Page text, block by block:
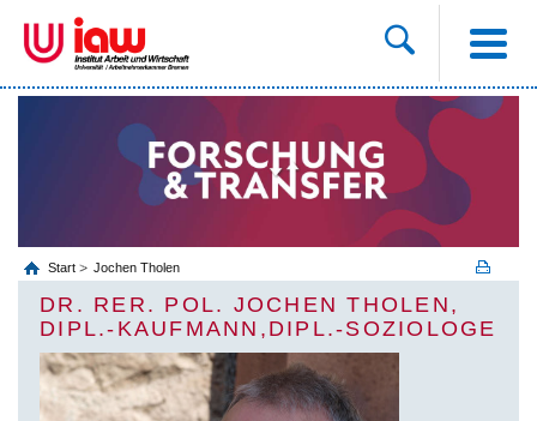
Start Jochen Tholen
DR. RER. POL. JOCHEN THOLEN,
DIPL.-KAUFMANN,DIPL.-SOZIOLOGE